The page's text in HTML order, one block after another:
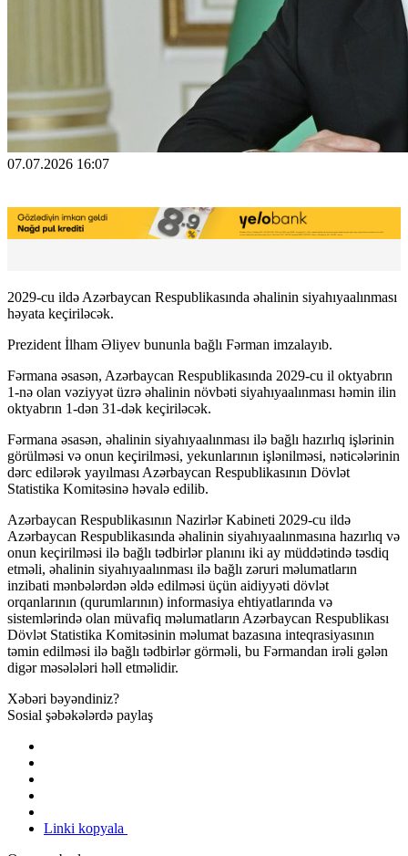
07.07.2026 16:07
2029-cu ildə Azərbaycan Respublikasında əhalinin siyahıyaalınması
həyata keçiriləcək.
Prezident İlham Əliyev bununla bağlı Fərman imzalayıb.
Fərmana əsasən, Azərbaycan Respublikasında 2029-cu il oktyabrın
1-nə olan vəziyyət üzrə əhalinin növbəti siyahıyaalınması həmin ilin
oktyabrın 1-dən 31-dək keçiriləcək.
Fərmana əsasən, əhalinin siyahıyaalınması ilə bağlı hazırlıq işlərinin
görülməsi və onun keçirilməsi, yekunlarının işlənilməsi, nəticələrinin
dərc edilərək yayılması Azərbaycan Respublikasının Dövlət
Statistika Komitəsinə həvalə edilib.
Azərbaycan Respublikasının Nazirlər Kabineti 2029-cu ildə
Azərbaycan Respublikasında əhalinin siyahıyaalınmasına hazırlıq və
onun keçirilməsi ilə bağlı tədbirlər planını iki ay müddətində təsdiq
etməli, əhalinin siyahıyaalınması ilə bağlı zəruri məlumatların
inzibati mənbələrdən əldə edilməsi üçün aidiyyəti dövlət
orqanlarının (qurumlarının) informasiya ehtiyatlarında və
sistemlərində olan müvafiq məlumatların Azərbaycan Respublikası
Dövlət Statistika Komitəsinin məlumat bazasına inteqrasiyasının
təmin edilməsi ilə bağlı tədbirlər görməli, bu Fərmandan irəli gələn
digər məsələləri həll etməlidir.
Xəbəri bəyəndiniz?
Sosial şəbəkələrdə paylaş
Linki kopyala